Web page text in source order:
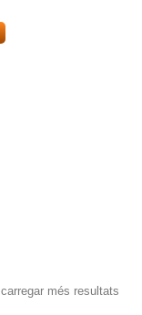
carregar més resultats